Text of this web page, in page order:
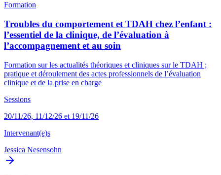
Formation
Troubles du comportement et TDAH chez l’enfant :
l’essentiel de la clinique, de l’évaluation à
l’accompagnement et au soin
Formation sur les actualités théoriques et cliniques sur le TDAH ;
pratique et déroulement des actes professionnels de l’évaluation
clinique et de la prise en charge
Sessions
20/11/26, 11/12/26 et 19/11/26
Intervenant(e)s
Jessica Nesensohn